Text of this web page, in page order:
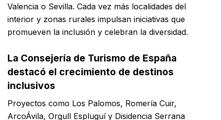
Valencia o Sevilla. Cada vez más localidades del
interior y zonas rurales impulsan iniciativas que
promueven la inclusión y celebran la diversidad.
La Consejería de Turismo de España
destacó el crecimiento de destinos
inclusivos
Proyectos como Los Palomos, Romería Cuir,
ArcoÁvila, Orgull Espluguí y Disidencia Serrana